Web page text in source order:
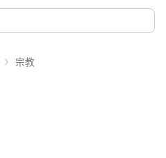
宗教